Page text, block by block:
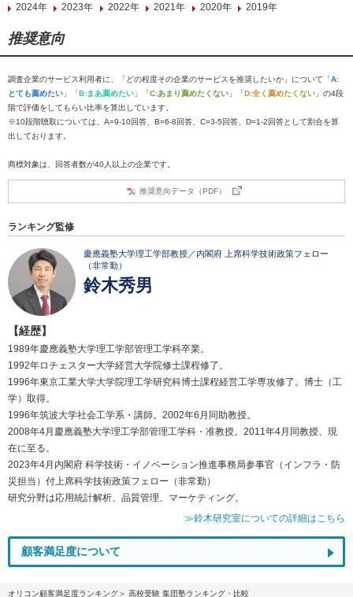
2024年
2023年 2022年 2021年 2020年 2019年
推奨意向
調査企業のサービス利用者に、「どの程度その企業のサービスを推奨したいか」について「A:
とても薦めたい 」「B:まあ薦めたい 」「C:あまり薦めたくない 」「D:全く薦めたくない 」の4段
階で評価をしてもらい比率を算出しています。
※10段階聴取については、A=9-10回答、B=6-8回答、C=3-5回答、D=1-2回答として割合を算
出しております。
商標対象は、回答者数が40人以上の企業です。
推奨意向データ（PDF）
ランキング監修
慶應義塾大学理工学部教授／内閣府 上席科学技術政策フェロー
（非常勤）
鈴木秀男
【経歴】
1989年慶應義塾大学理工学部管理工学科卒業。
1992年ロチェスター大学経営大学院修士課程修了。
1996年東京工業大学大学院理工学研究科博士課程経営工学専攻修了。博士（工
学）取得。
1996年筑波大学社会工学系・講師。2002年6月同助教授。
2008年4月慶應義塾大学理工学部管理工学科・准教授。2011年4月同教授、現
在に至る。
2023年4月内閣府 科学技術・イノベーション推進事務局参事官（インフラ・防
災担当）付上席科学技術政策フェロー（非常勤）
研究分野は応用統計解析、品質管理、マーケティング。
≫鈴木研究室についての詳細はこちら
顧客満足度について
オリコン顧客満足度ランキング
高校受験 集団塾ランキング・比較